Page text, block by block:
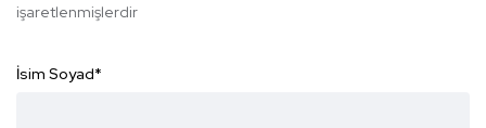
işaretlenmişlerdir
İsim Soyad*